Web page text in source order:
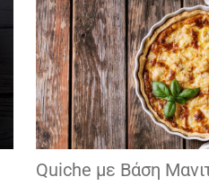
Quiche με Βάση